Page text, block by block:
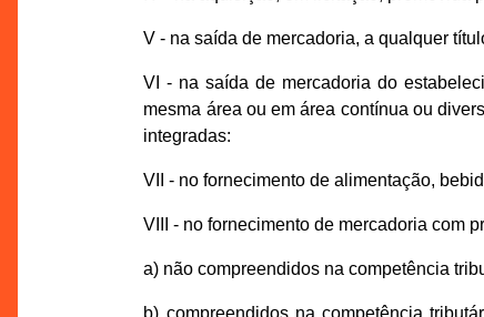
V - na saída de mercadoria, a qualquer
VI - na saída de mercadoria do
mesma área ou em área contínua ou
integradas:
VII - no fornecimento de alimentação,
VIII - no fornecimento de mercadoria com
a) não compreendidos na competência
b) compreendidos na competência